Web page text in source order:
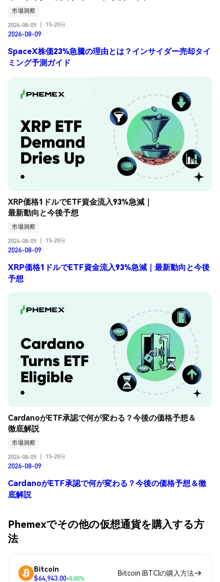
市場洞察
2026-08-09
15-20分
2026-08-09
SpaceX株価23%急騰の理由とは？インサイダー売却タイ
ミング予測ガイド
XRP価格1ドルでETF資金流入93%急減｜
最新動向と今後予想
市場洞察
2026-08-09
15-20分
2026-08-09
XRP価格1ドルでETF資金流入93%急減｜最新動向と今後
予想
CardanoがETF承認で何が変わる？今後の価格予想＆
徹底解説
市場洞察
2026-08-09
15-20分
2026-08-09
CardanoがETF承認で何が変わる？今後の価格予想＆徹
底解説
Phemexでその他の仮想通貨を購入する方
法
Bitcoin
$64,943.00+0.00%
Bitcoin (BTC)の購入方法